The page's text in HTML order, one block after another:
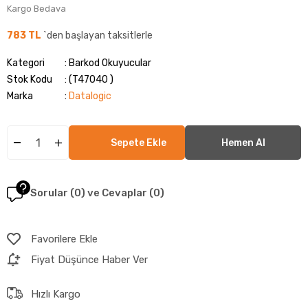
Kargo Bedava
783 TL `den başlayan taksitlerle
Kategori
Barkod Okuyucular
Stok Kodu
(T47040 )
Marka
: Datalogic
Sorular (0) ve Cevaplar (0)
Favorilere Ekle
Fiyat Düşünce Haber Ver
Hızlı Kargo